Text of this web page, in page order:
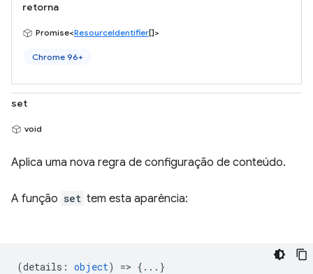
retorna
Promise<ResourceIdentifier[]>
Chrome 96+
set
void
Aplica uma nova regra de configuração de conteúdo.
A função set tem esta aparência:
(details : object) => {...}